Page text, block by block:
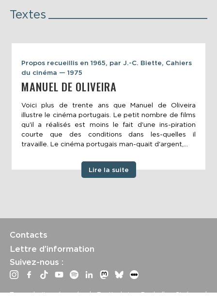
Textes
Propos recueillis en 1965, par J.-C. Biette, Cahiers
du cinéma — 1975
MANUEL DE OLIVEIRA
Voici plus de trente ans que Manuel de Oliveira
illustre le cinéma portugais. Le petit nombre de films
qu'il a réalisés est moins le fait d'une ins-piration
courte que des conditions dans les-quelles il
travaille. Le cinéma portugais man-quait d'argent,...
Lire la suite
Contacts
Lettre d’information
Suivez-nous :
Tous droits réservés | Festival La Rochelle Cinéma |